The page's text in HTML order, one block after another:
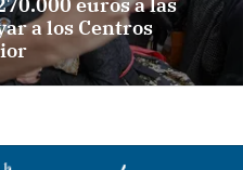
euros a las
a los Centros